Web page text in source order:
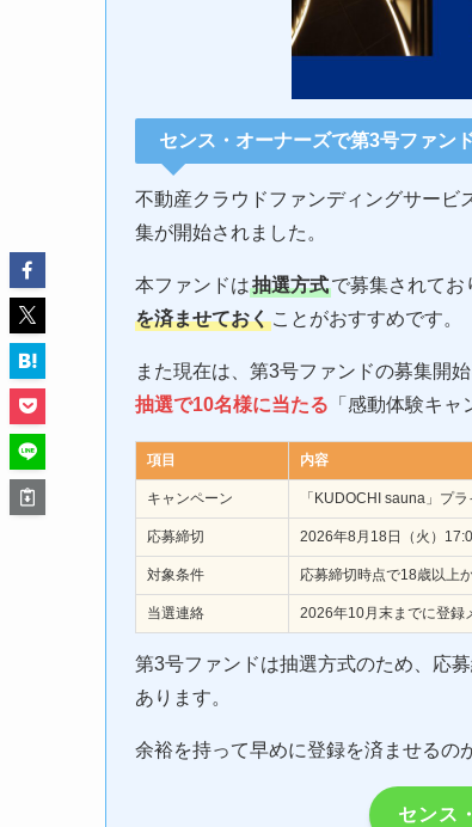
センス・オーナーズで第3号ファン
不動産クラウドファンディングサービ
集が開始されました。
本ファンドは抽選方式で募集されてお
を済ませておく ことがおすすめです。
また現在は、第3号ファンドの募集開始
抽選で10名様に当たる 「感動体験キ
項目 内容
キャンペーン 「KUDOCHI sauna」プ
応募締切 2026年8月18日（火）
対象条件 応募締切時点で18歳以上
当選連絡 2026年10月末までに登録
第3号ファンドは抽選方式のため、応
あります。
余裕を持って早めに登録を済ませるの
センス